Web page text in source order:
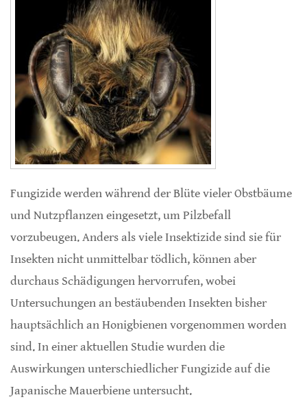
Fungizide werden während der Blüte vieler Obstbäume
und Nutzpflanzen eingesetzt, um Pilzbefall
vorzubeugen. Anders als viele Insektizide sind sie für
Insekten nicht unmittelbar tödlich, können aber
durchaus Schädigungen hervorrufen, wobei
Untersuchungen an bestäubenden Insekten bisher
hauptsächlich an Honigbienen vorgenommen worden
sind. In einer aktuellen Studie wurden die
Auswirkungen unterschiedlicher Fungizide auf die
Japanische Mauerbiene untersucht.